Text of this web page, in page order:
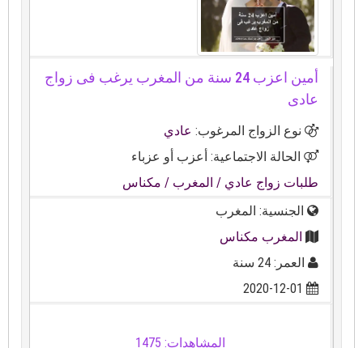
أمين اعزب 24 سنة من المغرب يرغب فى زواج
عادى
نوع الزواج المرغوب:عادي
الحالة الاجتماعية: أعزب أو عزباء
طلبات زواج عادي/ المغرب/ مكناس
الجنسية: المغرب
المغرب مكناس
العمر: 24 سنة
2020-12-01
المشاهدات: 1475